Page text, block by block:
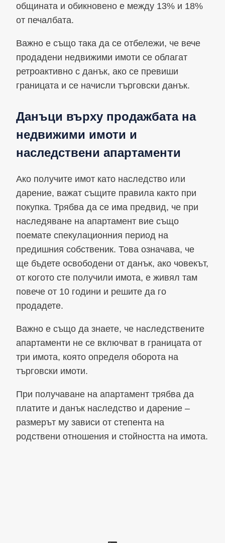
общината и обикновено е между 13% и 18%
от печалбата.
Важно е също така да се отбележи, че вече
продадени недвижими имоти се облагат
ретроактивно с данък, ако се превиши
границата и се начисли търговски данък.
Данъци върху продажбата на
недвижими имоти и
наследствени апартаменти
Ако получите имот като наследство или
дарение, важат същите правила както при
покупка. Трябва да се има предвид, че при
наследяване на апартамент вие също
поемате спекулационния период на
предишния собственик. Това означава, че
ще бъдете освободени от данък, ако човекът,
от когото сте получили имота, е живял там
повече от 10 години и решите да го
продадете.
Важно е също да знаете, че наследствените
апартаменти не се включват в границата от
три имота, която определя оборота на
търговски имоти.
При получаване на апартамент трябва да
платите и данък наследство и дарение –
размерът му зависи от степента на
родствени отношения и стойността на имота.